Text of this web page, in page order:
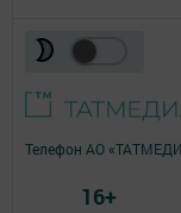
Телефон АО
16+